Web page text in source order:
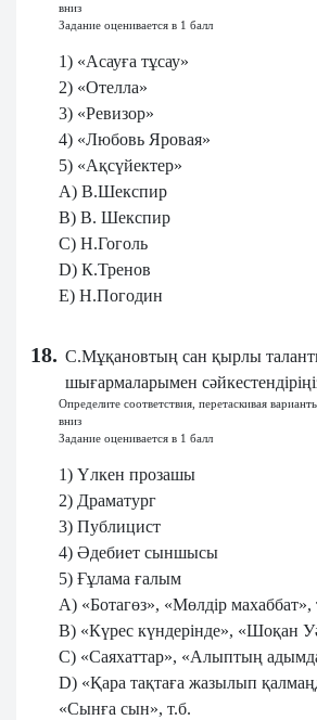
вниз
Задание оценивается в 1 балл
1) «Асауға тұсау»
2) «Отелла»
3) «Ревизор»
4) «Любовь Яровая»
5) «Ақсүйектер»
A) В.Шекспир
B) В. Шекспир
C) Н.Гоголь
D) К.Тренов
E) Н.Погодин
18. С.Мұқановтың сан қырлы
шығармаларымен
Определите соответствия, перетаскивая
вниз
Задание оценивается в 1 балл
1) Үлкен прозашы
2) Драматург
3) Публицист
4) Әдебиет сыншысы
5) Ғұлама ғалым
A) «Ботагөз», «Мөлдір махаббат»,
B) «Күрес күндерінде», «Шоқан
C) «Саяхаттар», «Алыптың
D) «Қара тақтаға жазылып
«Сынға сын», т.б.